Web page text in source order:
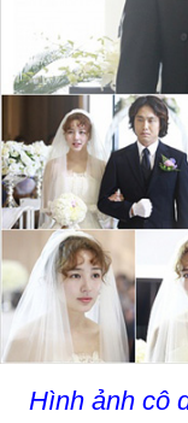
Hình ảnh cô